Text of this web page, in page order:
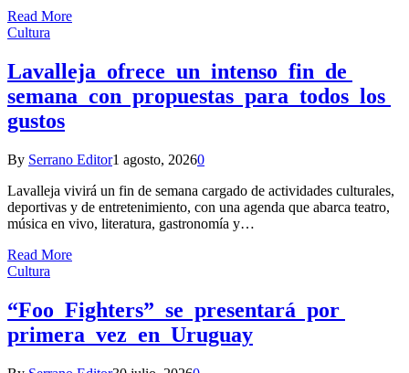
Read More
Cultura
Lavalleja ofrece un intenso fin de
semana con propuestas para todos los
gustos
By Serrano Editor1 agosto, 20260
Lavalleja vivirá un fin de semana cargado de actividades culturales,
deportivas y de entretenimiento, con una agenda que abarca teatro,
música en vivo, literatura, gastronomía y…
Read More
Cultura
“Foo Fighters” se presentará por
primera vez en Uruguay